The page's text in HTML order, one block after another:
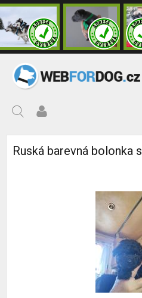
Ruská barevná bolonka